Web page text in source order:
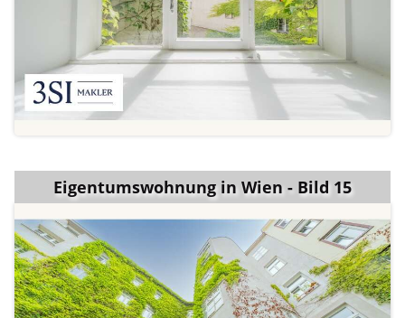
Eigentumswohnung in Wien - Bild 15